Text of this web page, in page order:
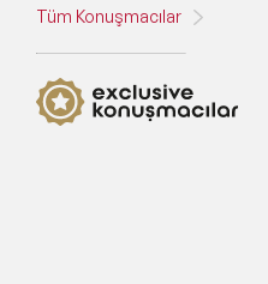
Tüm Konuşmacılar